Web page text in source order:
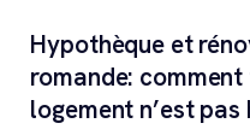
Hypothèque et
romande:
logement n’est